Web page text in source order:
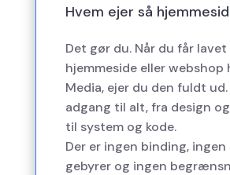
yderligere, såfremt du selv
igennem os, kan dette
en lav fast månedspris.
Hvem ejer så
Det gør du. Når du får lavet
hjemmeside eller webshop
Media, ejer du den fuldt
adgang til alt, fra design
til system og kode.
Der er ingen binding,
gebyrer og ingen